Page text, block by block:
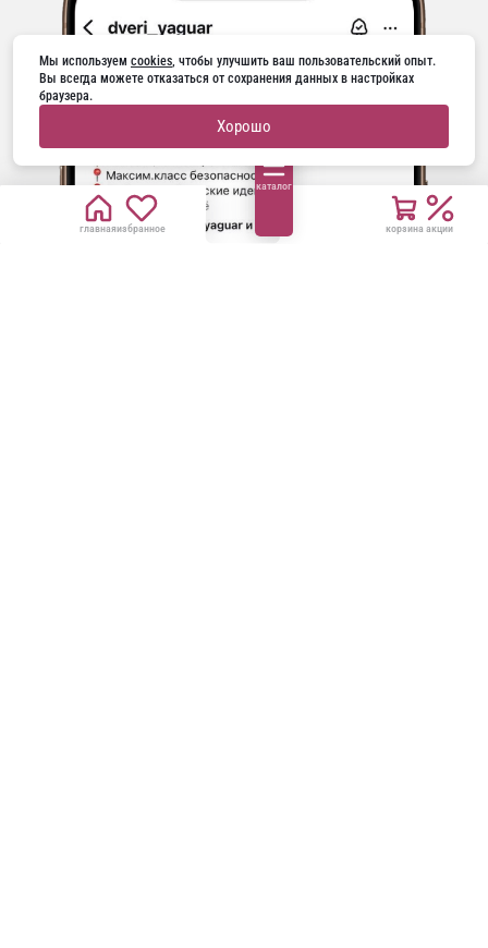
главнаяизбранное
каталог
корзина акции
Мы используем cookies, чтобы улучшить ваш пользовательский опыт.
Вы всегда можете отказаться от сохранения данных в настройках
браузера.
Хорошо